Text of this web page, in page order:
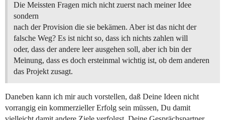
Die Meissten Fragen mich nicht zuerst nach meiner Idee
sondern
nach der Provision die sie bekämen. Aber ist das nicht der
falsche Weg? Es ist nicht so, dass ich nichts zahlen will
oder, dass der andere leer ausgehen soll, aber ich bin der
Meinung, dass es doch ersteinmal wichtig ist, ob dem anderen
das Projekt zusagt.
Daneben kann ich mir auch vorstellen, daß Deine Ideen nicht
vorrangig ein kommerzieller Erfolg sein müssen, Du damit